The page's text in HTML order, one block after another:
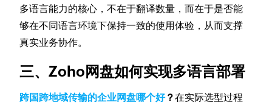
多语言能力的核心，不在于翻译数量，而在于是否能
够在不同语言环境下保持一致的使用体验，从而支撑
真实业务协作。
三、Zoho网盘如何实现多语言部署
跨国跨地域传输的企业网盘哪个好？在实际选型过程